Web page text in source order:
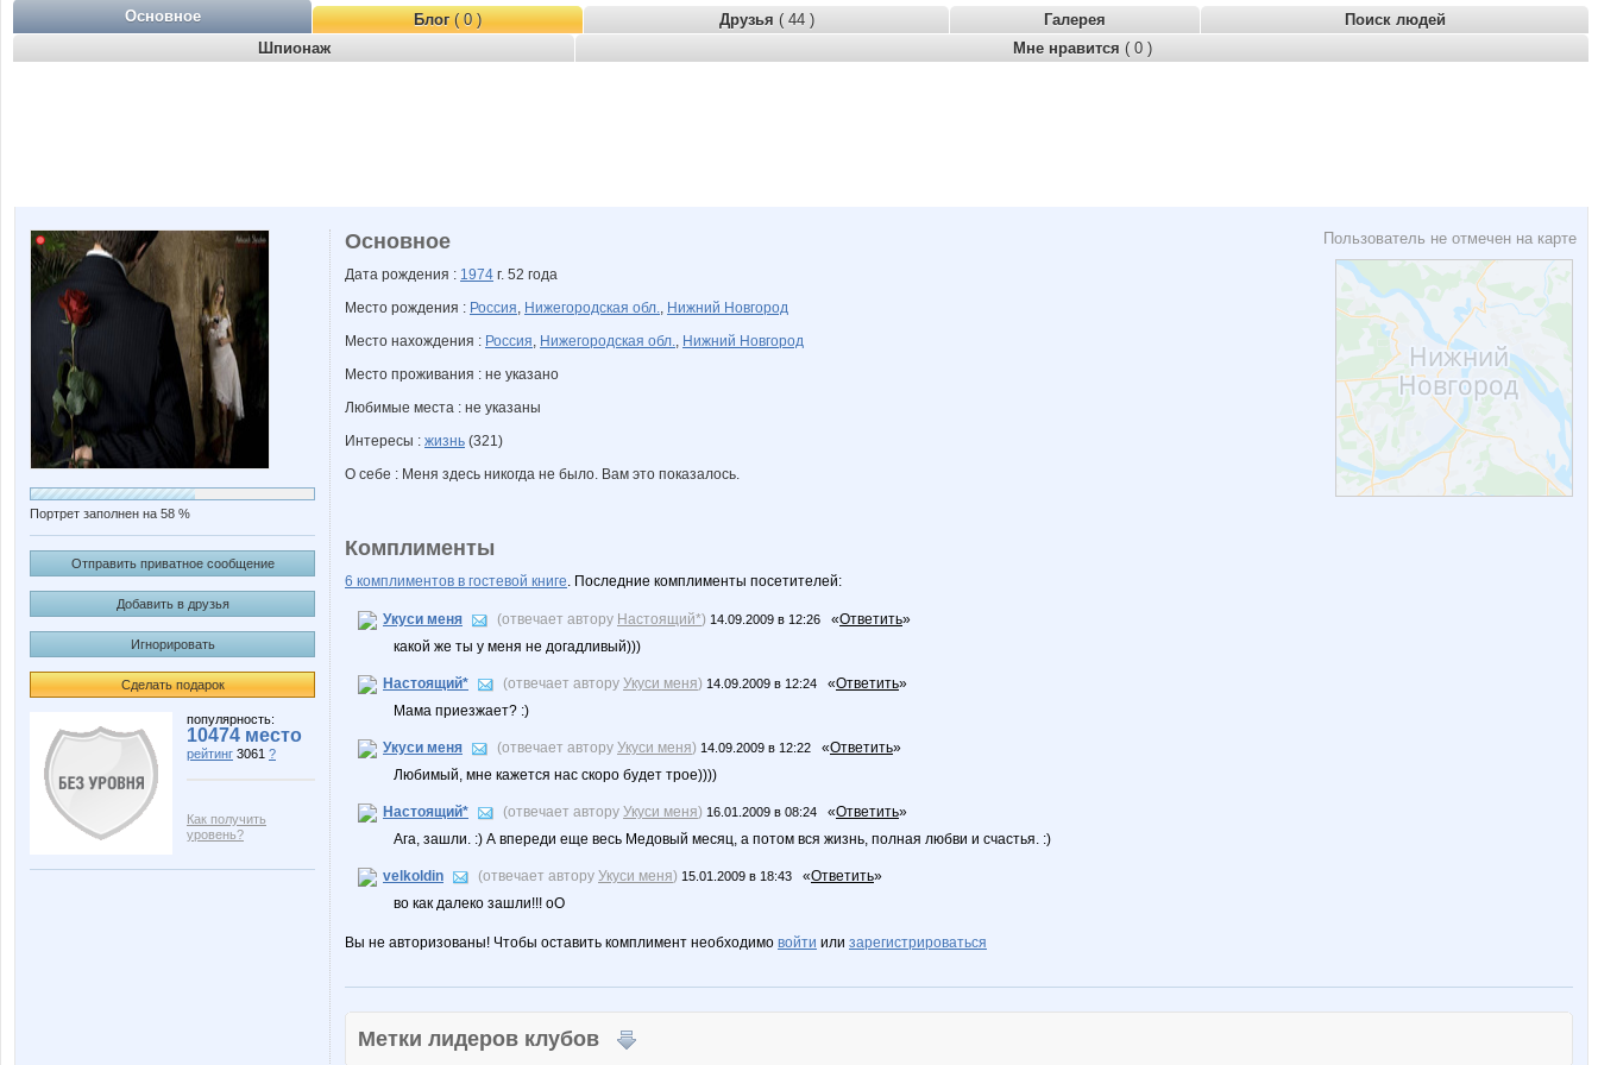
Основное Блог( 0 ) Друзья ( 44 ) Галерея
Поиск людей
Шпионаж
Мне нравится ( 0 )
Портрет заполнен на 58 %
Отправить приватное сообщение
Добавить в друзья
Игнорировать
Сделать подарок
популярность:
10474 место
рейтинг 3061 ?
Как получить
уровень?
Пользователь не отмечен на карте
Основное
Дата рождения : 1974 г. 52 года
Место рождения : Россия, Нижегородская обл., Нижний Новгород
Место нахождения : Россия, Нижегородская обл., Нижний Новгород
Место проживания : не указано
Любимые места : не указаны
Интересы : жизнь (321)
О себе : Меня здесь никогда не было. Вам это показалось.
Комплименты
6 комплиментов в гостевой книге. Последние комплименты посетителей:
Укуси меня (отвечает автору Настоящий*) 14.09.2009 в 12:26 «Ответить»
какой же ты у меня не догадливый)))
Настоящий* (отвечает автору Укуси меня) 14.09.2009 в 12:24 «Ответить»
Мама приезжает? :)
Укуси меня (отвечает автору Укуси меня) 14.09.2009 в 12:22 «Ответить»
Любимый, мне кажется нас скоро будет трое))))
Настоящий* (отвечает автору Укуси меня) 16.01.2009 в 08:24 «Ответить»
Ага, зашли. :) А впереди еще весь Медовый месяц, а потом вся жизнь, полная любви и счастья. :)
velkoldin (отвечает автору Укуси меня) 15.01.2009 в 18:43 «Ответить»
во как далеко зашли!!! оО
Вы не авторизованы! Чтобы оставить комплимент необходимо войти или зарегистрироваться
Метки лидеров клубов